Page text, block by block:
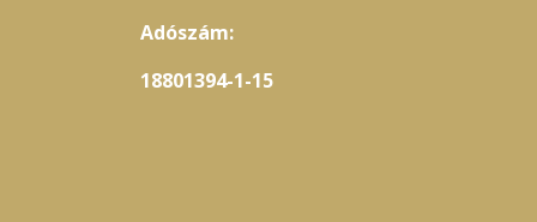
Adószám:
18801394-1-15